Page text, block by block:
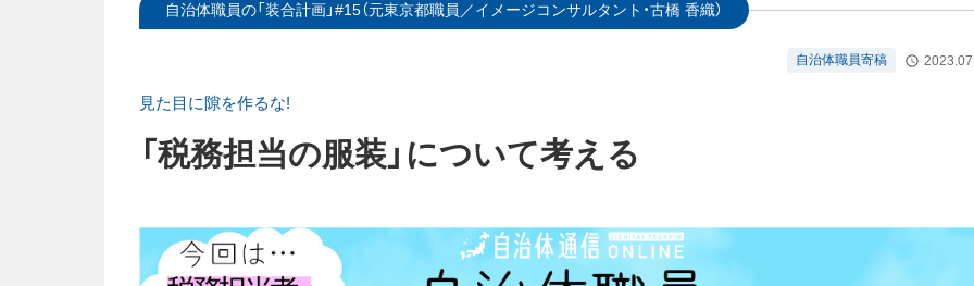
自治体職員の「装合計画」#15（元東京都職員／イメージコンサルタント・古橋 香織）
自治体職員寄稿
見た目に隙を作るな!
「税務担当の服装」について考える